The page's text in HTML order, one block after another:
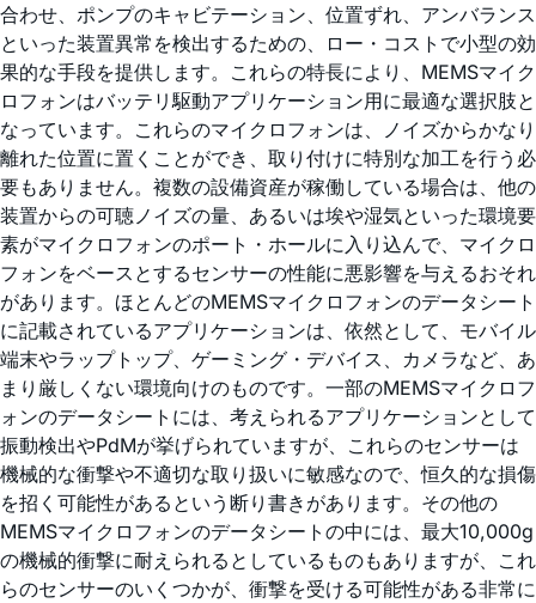
合わせ、ポンプのキャビテーション、位置ずれ、アンバランス
といった装置異常を検出するための、ロー・コストで小型の効
果的な手段を提供します。これらの特長により、MEMSマイク
ロフォンはバッテリ駆動アプリケーション用に最適な選択肢と
なっています。これらのマイクロフォンは、ノイズからかなり
離れた位置に置くことができ、取り付けに特別な加工を行う必
要もありません。複数の設備資産が稼働している場合は、他の
装置からの可聴ノイズの量、あるいは埃や湿気といった環境要
素がマイクロフォンのポート・ホールに入り込んで、マイクロ
フォンをベースとするセンサーの性能に悪影響を与えるおそれ
があります。ほとんどのMEMSマイクロフォンのデータシート
に記載されているアプリケーションは、依然として、モバイル
端末やラップトップ、ゲーミング・デバイス、カメラなど、あ
まり厳しくない環境向けのものです。一部のMEMSマイクロフ
ォンのデータシートには、考えられるアプリケーションとして
振動検出やPdMが挙げられていますが、これらのセンサーは
機械的な衝撃や不適切な取り扱いに敏感なので、恒久的な損傷
を招く可能性があるという断り書きがあります。その他の
MEMSマイクロフォンのデータシートの中には、最大10,000g
の機械的衝撃に耐えられるとしているものもありますが、これ
らのセンサーのいくつかが、衝撃を受ける可能性がある非常に